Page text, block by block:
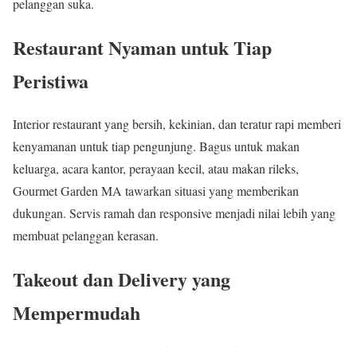
Restaurant Nyaman untuk Tiap
Peristiwa
Interior restaurant yang bersih, kekinian, dan teratur rapi memberi
kenyamanan untuk tiap pengunjung. Bagus untuk makan
keluarga, acara kantor, perayaan kecil, atau makan rileks,
Gourmet Garden MA tawarkan situasi yang memberikan
dukungan. Servis ramah dan responsive menjadi nilai lebih yang
membuat pelanggan kerasan.
Takeout dan Delivery yang
Mempermudah